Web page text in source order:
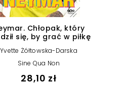
Chłopak, który
się, by grać w piłkę
Yvette Żółtowska-Darska
Sine Qua Non
28,10 zł